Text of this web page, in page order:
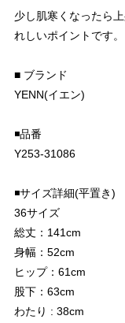
少し肌寒くなったら
れしいポイントです。
■ ブランド
YENN(イエン)
◾️品番
Y253-31086
◾️サイズ詳細(平置き)
36サイズ
総丈：141cm
身幅：52cm
ヒップ：61cm
股下：63cm
わたり : 38cm